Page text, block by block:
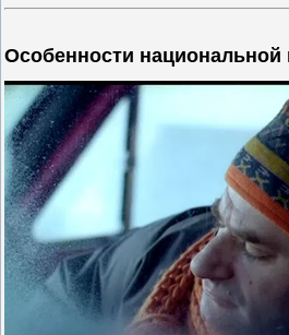
Особенности